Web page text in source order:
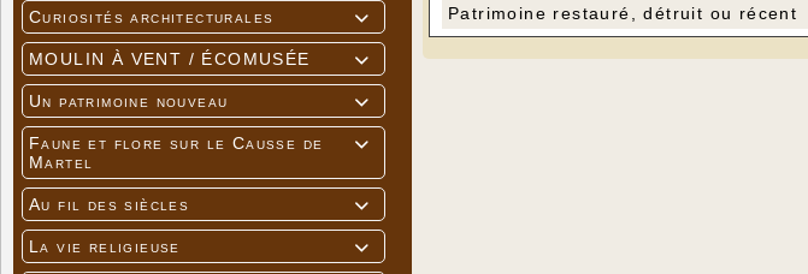

Curiosités architecturales

MOULIN À VENT / ÉCOMUSÉE

Un patrimoine nouveau

Faune et flore sur le Causse de
Martel

Au fil des siècles

La vie religieuse
Patrimoine restauré, détruit ou récent